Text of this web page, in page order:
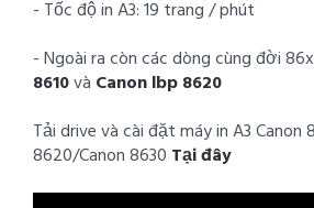
- Tốc độ in A3: 19 trang / phút
- Ngoài ra còn các dòng cùng đời
8610và Canon lbp 8620
Tải drive và cài đặt máy in A3 Canon
8620/Canon 8630 Tại đây